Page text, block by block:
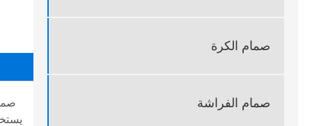
صمام الكرة
صمام الفراشة